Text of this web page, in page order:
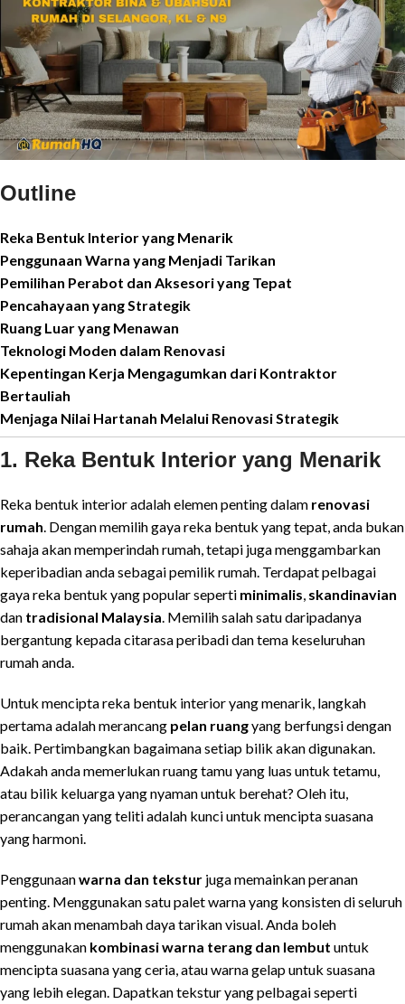
Outline
Reka Bentuk Interior yang Menarik
Penggunaan Warna yang Menjadi Tarikan
Pemilihan Perabot dan Aksesori yang Tepat
Pencahayaan yang Strategik
Ruang Luar yang Menawan
Teknologi Moden dalam Renovasi
Kepentingan Kerja Mengagumkan dari Kontraktor
Bertauliah
Menjaga Nilai Hartanah Melalui Renovasi Strategik
1. Reka Bentuk Interior yang Menarik
Reka bentuk interior adalah elemen penting dalam renovasi
rumah . Dengan memilih gaya reka bentuk yang tepat, anda bukan
sahaja akan memperindah rumah, tetapi juga menggambarkan
keperibadian anda sebagai pemilik rumah. Terdapat pelbagai
gaya reka bentuk yang popular seperti minimalis skandinavian
dan tradisional Malaysia . Memilih salah satu daripadanya
bergantung kepada citarasa peribadi dan tema keseluruhan
rumah anda.
Untuk mencipta reka bentuk interior yang menarik, langkah
pertama adalah merancang pelan ruangyang berfungsi dengan
baik. Pertimbangkan bagaimana setiap bilik akan digunakan.
Adakah anda memerlukan ruang tamu yang luas untuk tetamu,
atau bilik keluarga yang nyaman untuk berehat? Oleh itu,
perancangan yang teliti adalah kunci untuk mencipta suasana
yang harmoni.
Penggunaanwarna dan tekstur juga memainkan peranan
penting. Menggunakan satu palet warna yang konsisten di seluruh
rumah akan menambah daya tarikan visual. Anda boleh
menggunakan kombinasi warna terang dan lembut untuk
mencipta suasana yang ceria, atau warna gelap untuk suasana
yang lebih elegan. Dapatkan tekstur yang pelbagai seperti